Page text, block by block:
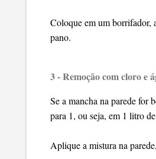
Coloque em um borrifador,
pano.
3 - Remoção com cloro e
Se a mancha na parede for
para 1, ou seja, em 1 litro
Aplique a mistura na